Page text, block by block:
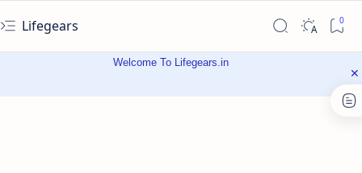
Lifegears
Welcome To Lifegears.in